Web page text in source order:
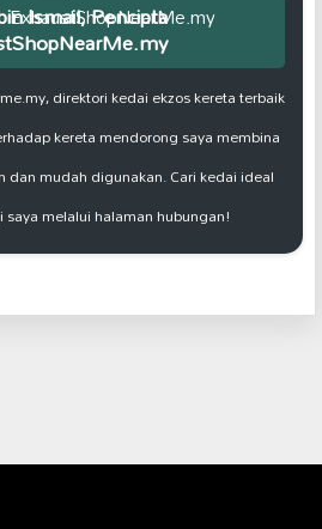
Ismail, Pencipta
direktori kedai ekzos kereta terbaik
kereta mendorong saya membina
dan mudah digunakan. Cari kedai ideal
melalui halaman hubungan!